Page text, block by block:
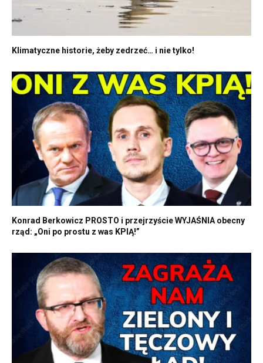
Klimatyczne historie, żeby zedrzeć… i nie tylko!
Konrad Berkowicz PROSTO i przejrzyście WYJAŚNIA obecny
rząd: „Oni po prostu z was KPIĄ!”